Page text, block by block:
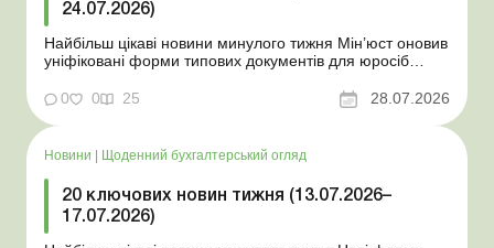
24.07.2026)
Найбільш цікаві новини минулого тижня Мін’юст оновив
уніфіковані форми типових документів для юросіб
координаційного центру з організації бронювання У
працівника виявлено статус «у розшуку»: що потрібно
0 0 25 28.07.2026
Новини Щоденний бухгалтерський огляд
20 ключових новин тижня (13.07.2026–
17.07.2026)